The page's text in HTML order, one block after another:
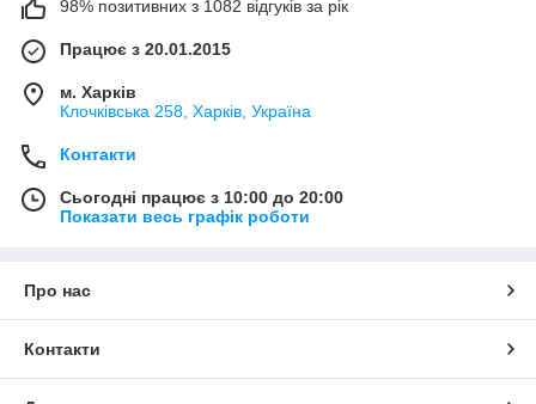
98% позитивних з 1082 відгуків за рік
Працює з 20.01.2015
м. Харків
Клочкiвська 258, Харків, Україна
Контакти
Сьогодні працює з 10:00 до 20:00
Показати весь графік роботи
Про нас
Контакти